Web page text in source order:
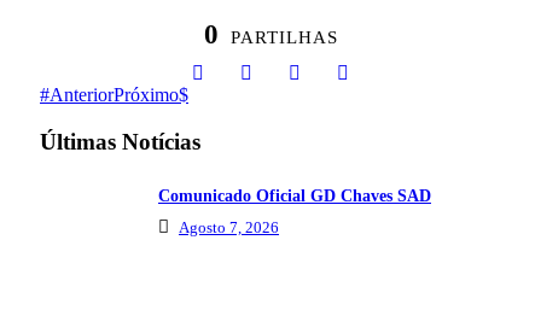
0 PARTILHAS
AnteriorPróximo
Últimas Notícias
Comunicado Oficial GD Chaves SAD
Agosto 7, 2026